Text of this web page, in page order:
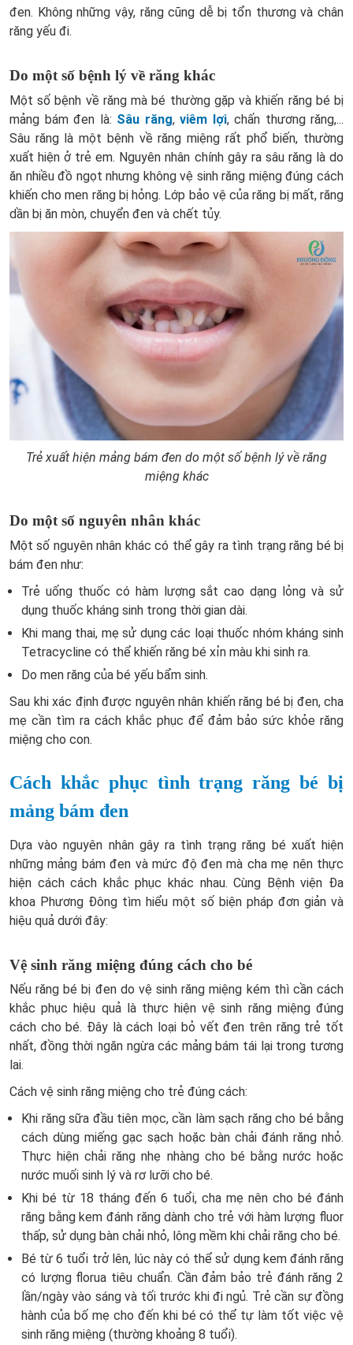
đen. Không những vậy, răng cũng dễ bị tổn thương và chân
răng yếu đi.
Do một số bệnh lý về răng khác
Một số bệnh về răng mà bé thường gặp và khiến răng bé bị
mảng bám đen là: Sâu răng, viêm lợi, chấn thương răng,...
Sâu răng là một bệnh về răng miệng rất phổ biến, thường
xuất hiện ở trẻ em. Nguyên nhân chính gây ra sâu răng là do
ăn nhiều đồ ngọt nhưng không vệ sinh răng miệng đúng cách
khiến cho men răng bị hỏng. Lớp bảo vệ của răng bị mất, răng
dần bị ăn mòn, chuyển đen và chết tủy.
Trẻ xuất hiện mảng bám đen do một số bệnh lý về răng
miệng khác
Do một số nguyên nhân khác
Một số nguyên nhân khác có thể gây ra tình trạng răng bé bị
bám đen như:
Trẻ uống thuốc có hàm lượng sắt cao dạng lỏng và sử
dụng thuốc kháng sinh trong thời gian dài.
Khi mang thai, mẹ sử dụng các loại thuốc nhóm kháng sinh
Tetracycline có thể khiến răng bé xỉn màu khi sinh ra.
Do men răng của bé yếu bẩm sinh.
Sau khi xác định được nguyên nhân khiến răng bé bị đen, cha
mẹ cần tìm ra cách khắc phục để đảm bảo sức khỏe răng
miệng cho con.
Cách khắc phục tình trạng răng bé bị
mảng bám đen
Dựa vào nguyên nhân gây ra tình trạng răng bé xuất hiện
những mảng bám đen và mức độ đen mà cha mẹ nên thực
hiện cách cách khắc phục khác nhau. Cùng Bệnh viện Đa
khoa Phương Đông tìm hiểu một số biện pháp đơn giản và
hiệu quả dưới đây:
Vệ sinh răng miệng đúng cách cho bé
Nếu răng bé bị đen do vệ sinh răng miệng kém thì cần cách
khắc phục hiệu quả là thực hiện vệ sinh răng miệng đúng
cách cho bé. Đây là cách loại bỏ vết đen trên răng trẻ tốt
nhất, đồng thời ngăn ngừa các mảng bám tái lại trong tương
lai.
Cách vệ sinh răng miệng cho trẻ đúng cách:
Khi răng sữa đầu tiên mọc, cần làm sạch răng cho bé bằng
cách dùng miếng gạc sạch hoặc bàn chải đánh răng nhỏ.
Thực hiện chải răng nhẹ nhàng cho bé bằng nước hoặc
nước muối sinh lý và rơ lưỡi cho bé.
Khi bé từ 18 tháng đến 6 tuổi, cha mẹ nên cho bé đánh
răng bằng kem đánh răng dành cho trẻ với hàm lượng fluor
thấp, sử dụng bàn chải nhỏ, lông mềm khi chải răng cho bé.
Bé từ 6 tuổi trở lên, lúc này có thể sử dụng kem đánh răng
có lượng florua tiêu chuẩn. Cần đảm bảo trẻ đánh răng 2
lần/ngày vào sáng và tối trước khi đi ngủ. Trẻ cần sự đồng
hành của bố mẹ cho đến khi bé có thể tự làm tốt việc vệ
sinh răng miệng (thường khoảng 8 tuổi).